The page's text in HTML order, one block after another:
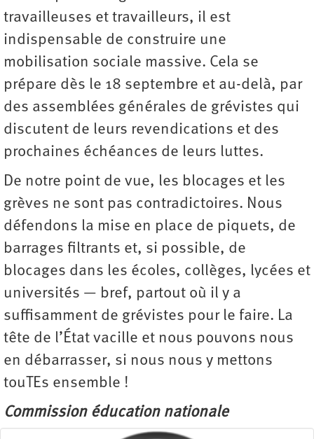
travailleuses et travailleurs, il est
indispensable de construire une
mobilisation sociale massive. Cela se
prépare dès le 18 septembre et au-delà, par
des assemblées générales de grévistes qui
discutent de leurs revendications et des
prochaines échéances de leurs luttes.
De notre point de vue, les blocages et les
grèves ne sont pas contradictoires. Nous
défendons la mise en place de piquets, de
barrages filtrants et, si possible, de
blocages dans les écoles, collèges, lycées et
universités — bref, partout où il y a
suffisamment de grévistes pour le faire. La
tête de l’État vacille et nous pouvons nous
en débarrasser, si nous nous y mettons
touTEs ensemble !
Commission éducation nationale